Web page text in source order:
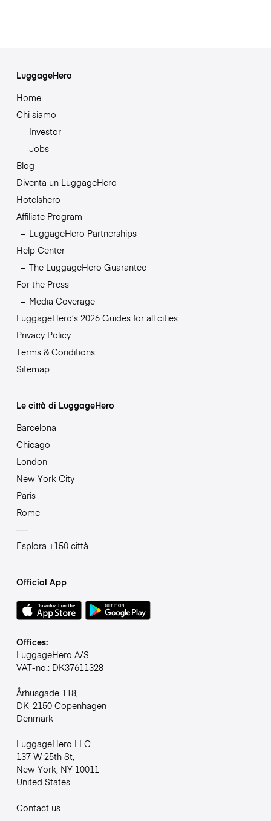
LuggageHero
Home
Chi siamo
Investor
Jobs
Blog
Diventa un LuggageHero
Hotelshero
Affiliate Program
LuggageHero Partnerships
Help Center
The LuggageHero Guarantee
For the Press
Media Coverage
LuggageHero’s 2026 Guides for all cities
Privacy Policy
Terms & Conditions
Sitemap
Le città di LuggageHero
Barcelona
Chicago
London
New York City
Paris
Rome
Esplora +150 città
Official App
Offices:
LuggageHero A/S
VAT-no.: DK37611328
Århusgade 118,
DK-2150 Copenhagen
Denmark
LuggageHero LLC
137 W 25th St,
New York, NY 10011
United States
Contact us